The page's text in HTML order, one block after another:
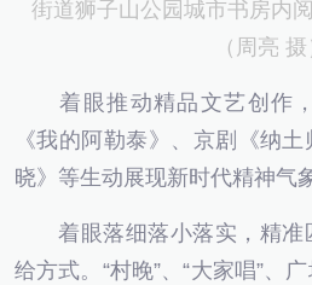
街道狮子山公园城市书房内
（周亮 摄
着眼推动精品文艺创作，
《我的阿勒泰》、京剧《纳
晓》等生动展现新时代精神气
着眼落细落小落实，精准
给方式。“村晚”、“大家唱”、